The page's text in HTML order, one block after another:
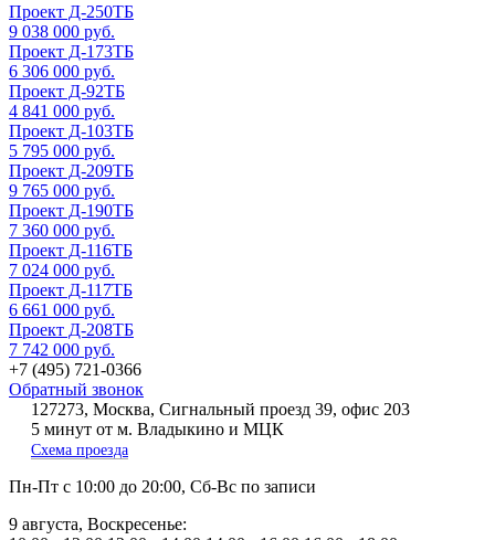
Проект Д-250ТБ
9 038 000 руб.
Проект Д-173ТБ
6 306 000 руб.
Проект Д-92ТБ
4 841 000 руб.
Проект Д-103ТБ
5 795 000 руб.
Проект Д-209ТБ
9 765 000 руб.
Проект Д-190ТБ
7 360 000 руб.
Проект Д-116ТБ
7 024 000 руб.
Проект Д-117ТБ
6 661 000 руб.
Проект Д-208ТБ
7 742 000 руб.
+7 (495) 721-0366
Обратный звонок
127273, Москва, Сигнальный проезд 39, офис 203
5 минут от м. Владыкино и МЦК
Схема проезда
Пн-Пт с 10:00 до 20:00, Сб-Вс по записи
9 августа, Воскресенье: